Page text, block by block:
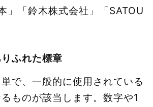
」「鈴木株式会社」「SATOU
ふれた標章
で、一般的に使用されている
ものが該当します。数字や1